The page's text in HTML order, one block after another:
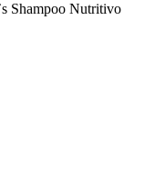
Shampoo Nutritivo